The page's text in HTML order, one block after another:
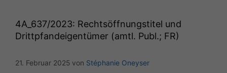
4A_637/2023: Rechtsöffnungstitel und
Drittpfandeigentümer (amtl. Publ.; FR)
21. Februar 2025 von Stéphanie Oneyser
nicht
optional, es
Website